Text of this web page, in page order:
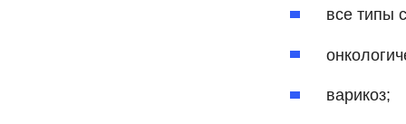
все типы
варикоз;